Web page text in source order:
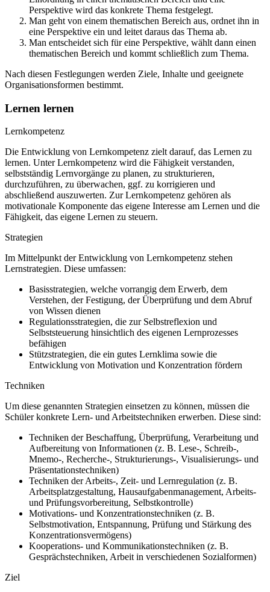
Perspektive wird das konkrete Thema festgelegt.
Man geht von einem thematischen Bereich aus, ordnet ihn in
eine Perspektive ein und leitet daraus das Thema ab.
Man entscheidet sich für eine Perspektive, wählt dann einen
thematischen Bereich und kommt schließlich zum Thema.
Nach diesen Festlegungen werden Ziele, Inhalte und geeignete
Organisationsformen bestimmt.
Lernen lernen
Lernkompetenz
Die Entwicklung von Lernkompetenz zielt darauf, das Lernen zu
lernen. Unter Lernkompetenz wird die Fähigkeit verstanden,
selbstständig Lernvorgänge zu planen, zu strukturieren,
durchzuführen, zu überwachen, ggf. zu korrigieren und
abschließend auszuwerten. Zur Lernkompetenz gehören als
motivationale Komponente das eigene Interesse am Lernen und die
Fähigkeit, das eigene Lernen zu steuern.
Strategien
Im Mittelpunkt der Entwicklung von Lernkompetenz stehen
Lernstrategien. Diese umfassen:
Basisstrategien, welche vorrangig dem Erwerb, dem
Verstehen, der Festigung, der Überprüfung und dem Abruf
von Wissen dienen
Regulationsstrategien, die zur Selbstreflexion und
Selbststeuerung hinsichtlich des eigenen Lernprozesses
befähigen
Stützstrategien, die ein gutes Lernklima sowie die
Entwicklung von Motivation und Konzentration fördern
Techniken
Um diese genannten Strategien einsetzen zu können, müssen die
Schüler konkrete Lern- und Arbeitstechniken erwerben. Diese sind:
Techniken der Beschaffung, Überprüfung, Verarbeitung und
Aufbereitung von Informationen (z. B. Lese-, Schreib-,
Mnemo-, Recherche-, Strukturierungs-, Visualisierungs- und
Präsentationstechniken)
Techniken der Arbeits-, Zeit- und Lernregulation (z. B.
Arbeitsplatzgestaltung, Hausaufgabenmanagement, Arbeits-
und Prüfungsvorbereitung, Selbstkontrolle)
Motivations- und Konzentrationstechniken (z. B.
Selbstmotivation, Entspannung, Prüfung und Stärkung des
Konzentrationsvermögens)
Kooperations- und Kommunikationstechniken (z. B.
Gesprächstechniken, Arbeit in verschiedenen Sozialformen)
Ziel